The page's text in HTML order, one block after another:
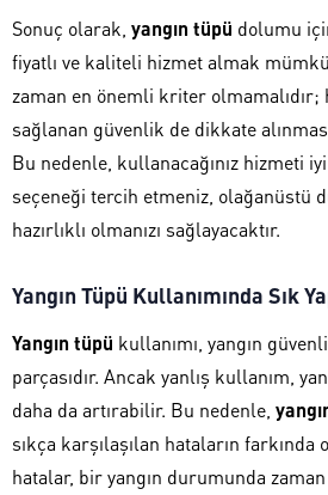
Sonuç olarak, yangın tüpü dolumu
fiyatlı ve kaliteli hizmet almak
zaman en önemli kriter
sağlanan güvenlik de dikkate
Bu nedenle, kullanacağınız hizmeti
seçeneği tercih etmeniz, olağanüstü
hazırlıklı olmanızı sağlayacaktır.
Yangın Tüpü Kullanımında Sık
Yangın tüpü kullanımı, yangın
parçasıdır. Ancak yanlış kullanım,
daha da artırabilir. Bu nedenle,
sıkça karşılaşılan hataların
hatalar, bir yangın durumunda zaman